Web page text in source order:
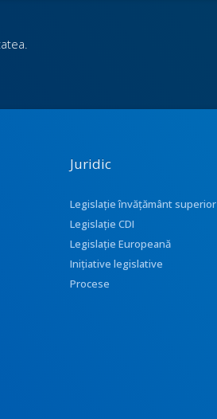
Juridic
Legislație învățământ superior
Legislație CDI
Legislație Europeană
Inițiative legislative
Procese